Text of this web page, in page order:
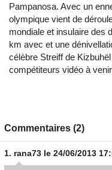
Pampanosa. Avec un
olympique vient de
mondiale et insulaire des
km avec et une
célèbre Streiff de
compétiteurs vidéo à
Commentaires (2)
1. rana73 le 24/06/2013